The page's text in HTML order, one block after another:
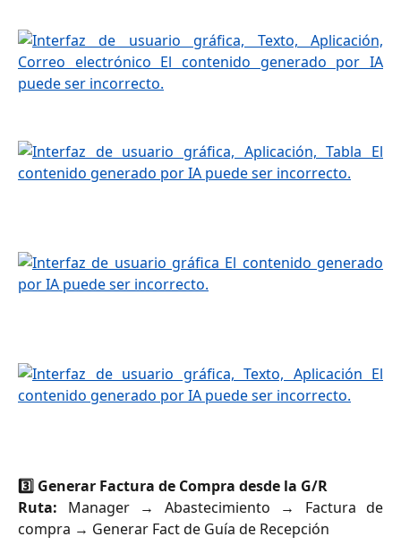
3️⃣ Generar Factura de Compra desde la G/R
Ruta: Manager → Abastecimiento → Factura de
compra → Generar Fact de Guía de Recepción